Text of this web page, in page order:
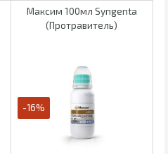
Максим 100мл Syngenta
(Протравитель)
-16%